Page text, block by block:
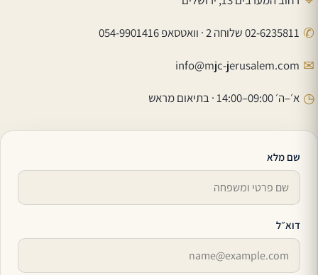
✆ 02-6235811 שלוחה 2 · וואטסאפ 054-9901416
✉
info@mjc-jerusalem.com
◷ א׳–ה׳ 09:00–14:00 · בתיאום מראש
שם מלא
דוא״ל